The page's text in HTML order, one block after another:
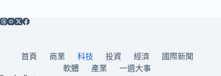
首頁 商業 科技 投資 經濟
國際新聞
軟體
產業 一週大事